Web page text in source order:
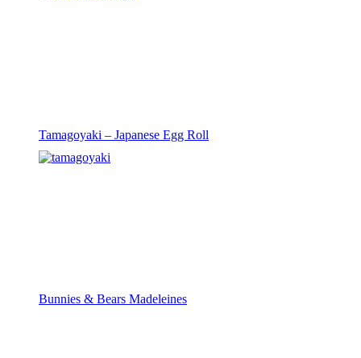
Tamagoyaki – Japanese Egg Roll
Bunnies & Bears Madeleines